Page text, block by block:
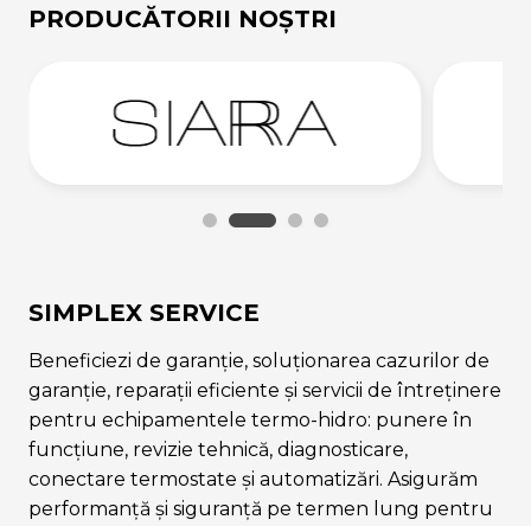
PRODUCĂTORII NOȘTRI
SIMPLEX SERVICE
Beneficiezi de garanție, soluționarea cazurilor de
garanție, reparații eficiente și servicii de întreținere
pentru echipamentele termo-hidro: punere în
funcțiune, revizie tehnică, diagnosticare,
conectare termostate și automatizări. Asigurăm
performanță și siguranță pe termen lung pentru